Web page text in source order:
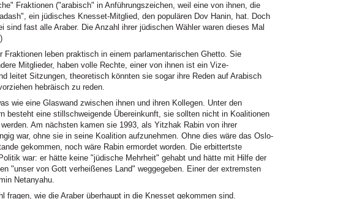
Fraktionen ("arabisch" in Anführungszeichen, weil eine von ihnen, die
ein jüdisches Knesset-Mitglied, den populären Dov Hanin, hat. Doch
sind fast alle Araber. Die Anzahl ihrer jüdischen Wähler waren dieses Mal
Fraktionen leben praktisch in einem parlamentarischen Ghetto. Sie
Mitglieder, haben volle Rechte, einer von ihnen ist ein Vize-
leitet Sitzungen, theoretisch könnten sie sogar ihre Reden auf Arabisch
hebräisch zu reden.
wie eine Glaswand zwischen ihnen und ihren Kollegen. Unter den
besteht eine stillschweigende Übereinkunft, sie sollten nicht in Koalitionen
Am nächsten kamen sie 1993, als Yitzhak Rabin von ihrer
war, ohne sie in seine Koalition aufzunehmen. Ohne dies wäre das Oslo-
gekommen, noch wäre Rabin ermordet worden. Die erbittertste
war: er hätte keine "jüdische Mehrheit" gehabt und hätte mit Hilfe der
"unser von Gott verheißenes Land" weggegeben. Einer der extremsten
Netanyahu.
fragen, wie die Araber überhaupt in die Knesset gekommen sind.